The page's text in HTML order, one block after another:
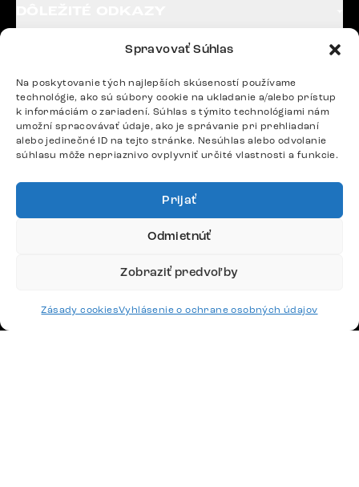
Spravovať Súhlas
Na poskytovanie tých najlepších skúseností používame
technológie, ako sú súbory cookie na ukladanie a/alebo prístup
k informáciám o zariadení. Súhlas s týmito technológiami nám
umožní spracovávať údaje, ako je správanie pri prehliadaní
alebo jedinečné ID na tejto stránke. Nesúhlas alebo odvolanie
súhlasu môže nepriaznivo ovplyvniť určité vlastnosti a funkcie.
Prijať
Odmietnúť
Zobraziť predvoľby
Zásady cookiesVyhlásenie o ochrane osobných údajov
SLEDUJTE NÁS
Potrebujete radu? Ozvite sa.
+420 770 313 313
Po – Pia: 9:00 – 17:00